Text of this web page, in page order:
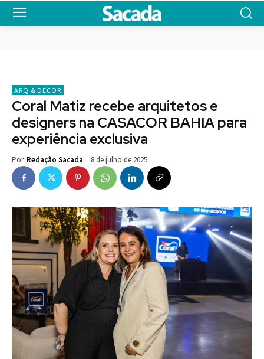
ARQ & DECOR
Coral Matiz recebe arquitetos e
designers na CASACOR BAHIA para
experiência exclusiva
Por Redação Sacada 8 de julho de 2025